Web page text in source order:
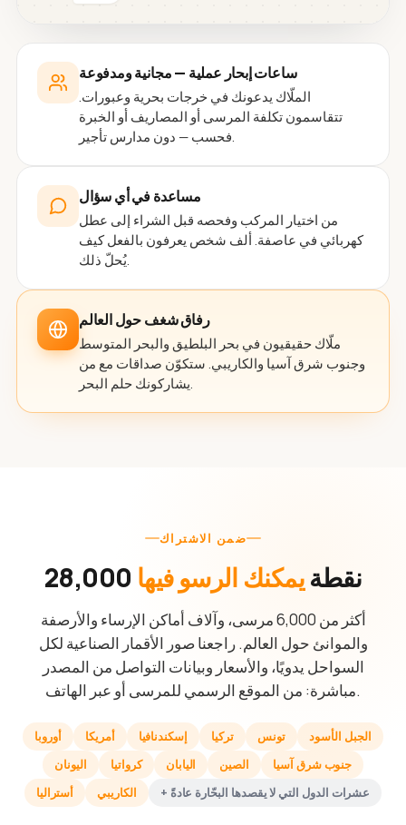
ساعات إبحار عملية — مجانية ومدفوعة
الملّاك يدعونك في خرجات بحرية وعبورات.
تتقاسمون تكلفة المرسى أو المصاريف أو الخبرة
فحسب — دون مدارس تأجير.
مساعدة في أي سؤال
من اختيار المركب وفحصه قبل الشراء إلى عطل
كهربائي في عاصفة. ألف شخص يعرفون بالفعل كيف
يُحلّ ذلك.
رفاق شغف حول العالم
ملّاك حقيقيون في بحر البلطيق والبحر المتوسط
وجنوب شرق آسيا والكاريبي. ستكوّن صداقات مع من
يشاركونك حلم البحر.
ضمن الاشتراك
28,000 نقطةيمكنك الرسو فيها
أكثر من 6,000 مرسى، وآلاف أماكن الإرساء والأرصفة
والموانئ حول العالم. راجعنا صور الأقمار الصناعية لكل
السواحل يدويًا، والأسعار وبيانات التواصل من المصدر
مباشرة: من الموقع الرسمي للمرسى أو عبر الهاتف.
أوروبا أمريكا إسكندنافيا تركيا تونس
الجبل الأسود
اليونان
كرواتيا اليابان الصين
جنوب شرق آسيا
أستراليا
الكاريبي + عشرات الدول التي لا يقصدها البحّارة عادةً